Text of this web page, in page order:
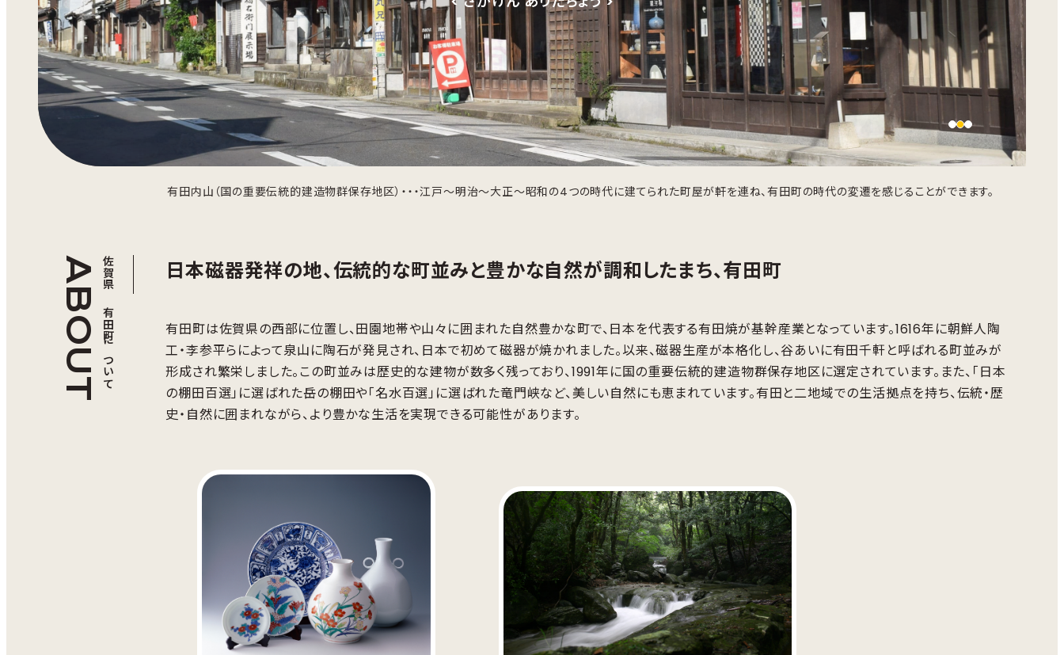
有田内山（国の重要伝統的建造物群保存地区）・・・江戸～明治～大正～昭和の4つの時代に建てられた町屋が軒を連ね、有田町の時代の変遷を感じることができます。
ABOUT佐賀県 有田町について 日本磁器発祥の地、伝統的な町並みと豊かな自然が調和したまち、有田町
有田町は佐賀県の西部に位置し、田園地帯や山々に囲まれた自然豊かな町で、日本を代表する有田焼が基幹産業となっています。1616年に朝鮮人陶
工・李参平らによって泉山に陶石が発見され、日本で初めて磁器が焼かれました。以来、磁器生産が本格化し、谷あいに有田千軒と呼ばれる町並みが
形成され繁栄しました。この町並みは歴史的な建物が数多く残っており、1991年に国の重要伝統的建造物群保存地区に選定されています。また、「日本
の棚田百選」に選ばれた岳の棚田や「名水百選」に選ばれた竜門峡など、美しい自然にも恵まれています。有田と二地域での生活拠点を持ち、伝統・歴
史・自然に囲まれながら、より豊かな生活を実現できる可能性があります。